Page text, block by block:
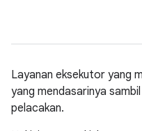
Layanan eksekutor yang
yang mendasarinya
pelacakan.